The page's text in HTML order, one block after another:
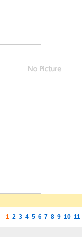
1 2 3 4 5 6 7 8 9 10 11